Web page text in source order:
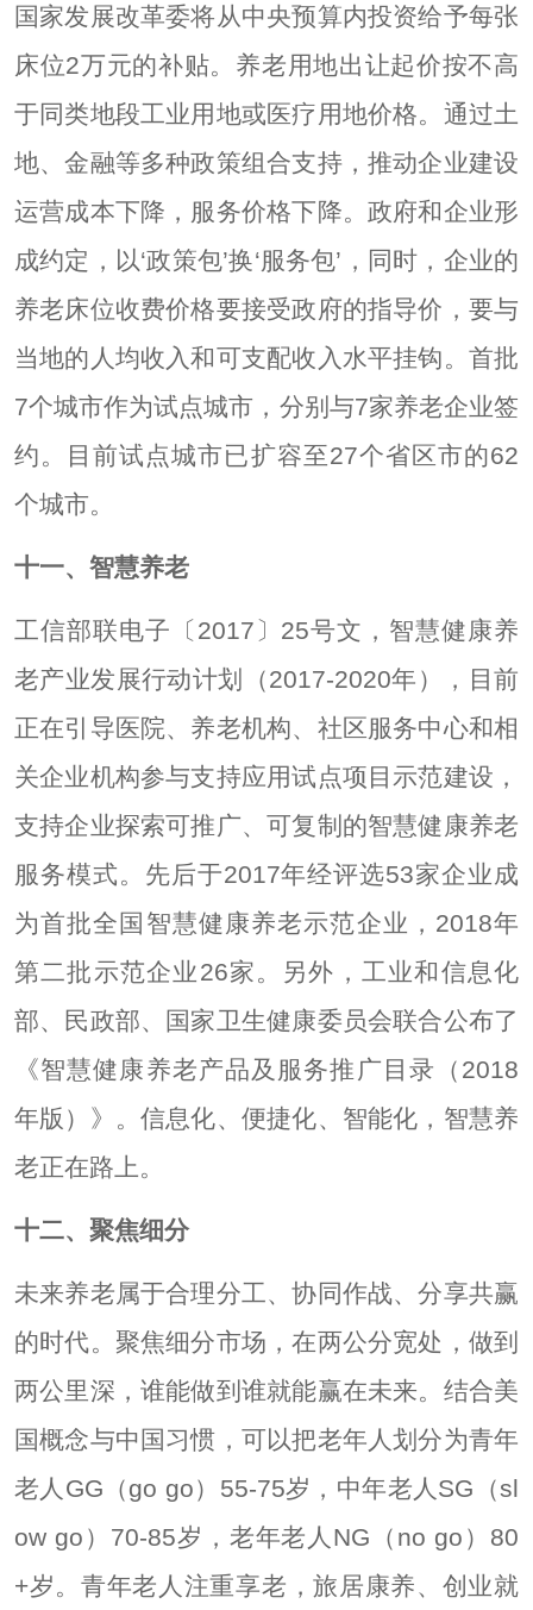
国家发展改革委将从中央预算内投资给予每张
床位2万元的补贴。养老用地出让起价按不高
于同类地段工业用地或医疗用地价格。通过土
地、金融等多种政策组合支持，推动企业建设
运营成本下降，服务价格下降。政府和企业形
成约定，以‘政策包’换‘服务包’，同时，企业的
养老床位收费价格要接受政府的指导价，要与
当地的人均收入和可支配收入水平挂钩。首批
7个城市作为试点城市，分别与7家养老企业签
约。目前试点城市已扩容至27个省区市的62
个城市。
十一、智慧养老
工信部联电子〔2017〕25号文，智慧健康养
老产业发展行动计划（2017-2020年），目前
正在引导医院、养老机构、社区服务中心和相
关企业机构参与支持应用试点项目示范建设，
支持企业探索可推广、可复制的智慧健康养老
服务模式。先后于2017年经评选53家企业成
为首批全国智慧健康养老示范企业，2018年
第二批示范企业26家。另外，工业和信息化
部、民政部、国家卫生健康委员会联合公布了
《智慧健康养老产品及服务推广目录（2018
年版）》。信息化、便捷化、智能化，智慧养
老正在路上。
十二、聚焦细分
未来养老属于合理分工、协同作战、分享共赢
的时代。聚焦细分市场，在两公分宽处，做到
两公里深，谁能做到谁就能赢在未来。结合美
国概念与中国习惯，可以把老年人划分为青年
老人GG（go go）55-75岁，中年老人SG（sl
ow go）70-85岁，老年老人NG（no go）80
+岁。青年老人注重享老，旅居康养、创业就